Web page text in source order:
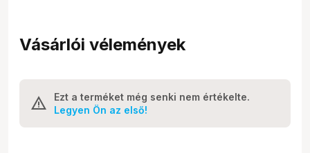
Vásárlói vélemények
Ezt a terméket még senki nem értékelte.
Legyen Ön az első!